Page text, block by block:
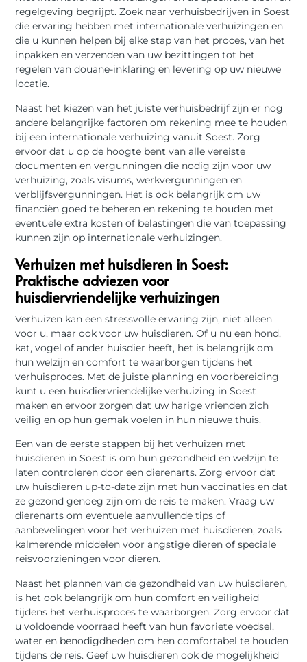
regelgeving begrijpt. Zoek naar verhuisbedrijven in Soest
die ervaring hebben met internationale verhuizingen en
die u kunnen helpen bij elke stap van het proces, van het
inpakken en verzenden van uw bezittingen tot het
regelen van douane-inklaring en levering op uw nieuwe
locatie.
Naast het kiezen van het juiste verhuisbedrijf zijn er nog
andere belangrijke factoren om rekening mee te houden
bij een internationale verhuizing vanuit Soest. Zorg
ervoor dat u op de hoogte bent van alle vereiste
documenten en vergunningen die nodig zijn voor uw
verhuizing, zoals visums, werkvergunningen en
verblijfsvergunningen. Het is ook belangrijk om uw
financiën goed te beheren en rekening te houden met
eventuele extra kosten of belastingen die van toepassing
kunnen zijn op internationale verhuizingen.
Verhuizen met huisdieren in Soest:
Praktische adviezen voor
huisdiervriendelijke verhuizingen
Verhuizen kan een stressvolle ervaring zijn, niet alleen
voor u, maar ook voor uw huisdieren. Of u nu een hond,
kat, vogel of ander huisdier heeft, het is belangrijk om
hun welzijn en comfort te waarborgen tijdens het
verhuisproces. Met de juiste planning en voorbereiding
kunt u een huisdiervriendelijke verhuizing in Soest
maken en ervoor zorgen dat uw harige vrienden zich
veilig en op hun gemak voelen in hun nieuwe thuis.
Een van de eerste stappen bij het verhuizen met
huisdieren in Soest is om hun gezondheid en welzijn te
laten controleren door een dierenarts. Zorg ervoor dat
uw huisdieren up-to-date zijn met hun vaccinaties en dat
ze gezond genoeg zijn om de reis te maken. Vraag uw
dierenarts om eventuele aanvullende tips of
aanbevelingen voor het verhuizen met huisdieren, zoals
kalmerende middelen voor angstige dieren of speciale
reisvoorzieningen voor dieren.
Naast het plannen van de gezondheid van uw huisdieren,
is het ook belangrijk om hun comfort en veiligheid
tijdens het verhuisproces te waarborgen. Zorg ervoor dat
u voldoende voorraad heeft van hun favoriete voedsel,
water en benodigdheden om hen comfortabel te houden
tijdens de reis. Geef uw huisdieren ook de mogelijkheid